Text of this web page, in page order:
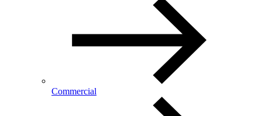
Commercial